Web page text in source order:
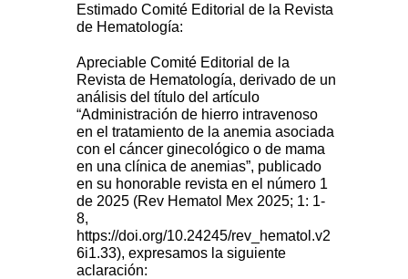
Estimado Comité Editorial de la Revista
de Hematología:
Apreciable Comité Editorial de la
Revista de Hematología, derivado de un
análisis del título del artículo
“Administración de hierro intravenoso
en el tratamiento de la anemia asociada
con el cáncer ginecológico o de mama
en una clínica de anemias”, publicado
en su honorable revista en el número 1
de 2025 (Rev Hematol Mex 2025; 1: 1-
8,
https://doi.org/10.24245/rev_hematol.v2
6i1.33), expresamos la siguiente
aclaración: